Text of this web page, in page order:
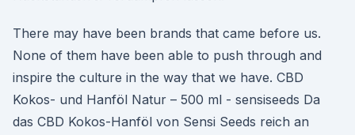
There may have been brands that came before us.
None of them have been able to push through and
inspire the culture in the way that we have. CBD
Kokos- und Hanföl Natur – 500 ml - sensiseeds Da
das CBD Kokos-Hanföl von Sensi Seeds reich an